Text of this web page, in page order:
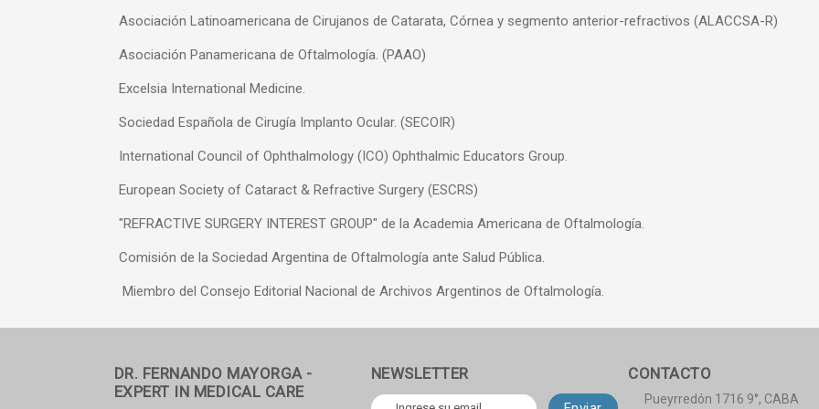
Asociación Latinoamericana de Cirujanos de Catarata, Córnea y segmento anterior-refractivos (ALACCSA-R)
Asociación Panamericana de Oftalmología. (PAAO)
Excelsia International Medicine.
Sociedad Española de Cirugía Implanto Ocular. (SECOIR)
International Council of Ophthalmology (ICO) Ophthalmic Educators Group.
European Society of Cataract & Refractive Surgery (ESCRS)
"REFRACTIVE SURGERY INTEREST GROUP" de la Academia Americana de Oftalmología.
Comisión de la Sociedad Argentina de Oftalmología ante Salud Pública.
Miembro del Consejo Editorial Nacional de Archivos Argentinos de Oftalmología.
DR. FERNANDO MAYORGA -
EXPERT IN MEDICAL CARE
NEWSLETTER CONTACTO
Pueyrredón 1716 9°, CABA